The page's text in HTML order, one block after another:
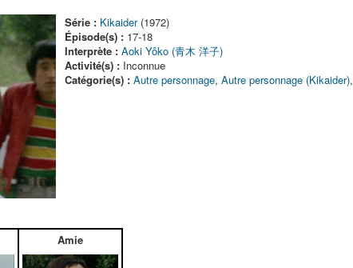
Série : Kikaider(1972)
Épisode(s) : 17-18
Interprète : Aoki Yôko (青木 洋子)
Activité(s) : Inconnue
Catégorie(s) : Autre personnage,Autre personnage (Kikaider),
Amie